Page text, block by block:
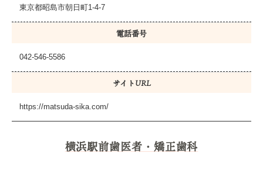
東京都昭島市朝日町1-4-7
電話番号
042-546-5586
サイトURL
https://matsuda-sika.com/
横浜駅前歯医者・矯正歯科